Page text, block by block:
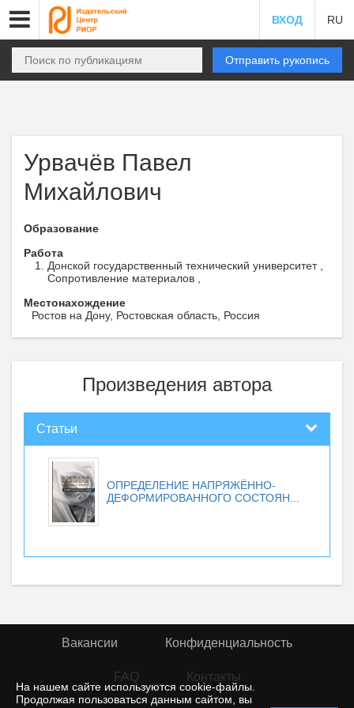
На нашем сайте используются cookie-файлы.
Продолжая пользоваться данным сайтом, вы
ВХОД RU
Отправить рукопись
Урвачёв Павел
Михайлович
Образование
Работа
Донской государственный технический университет ,
Сопротивление материалов ,
Местонахождение
Ростов на Дону, Ростовская область, Россия
Произведения автора
Статьи
ОПРЕДЕЛЕНИЕ НАПРЯЖЁННО-
ДЕФОРМИРОВАННОГО СОСТОЯН...
Вакансии Конфиденциальность
FAQ Контакты